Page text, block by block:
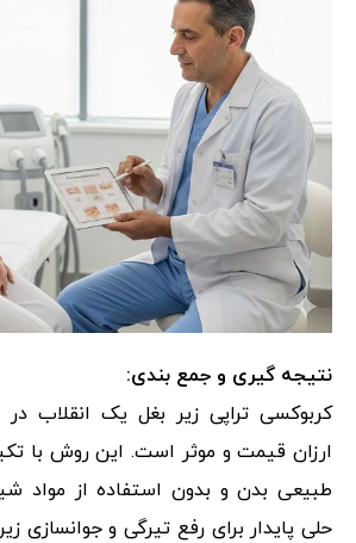
نتیجه گیری و جمع بندی:
کربوکسی تراپی زیر بغل یک انقلاب
ارزان قیمت و موثر است. این روش با
طبیعی بدن و بدون استفاده از مواد
حلی پایدار برای رفع تیرگی و جوانسازی